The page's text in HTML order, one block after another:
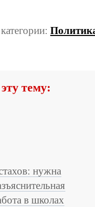
тему:
нужна
в школах